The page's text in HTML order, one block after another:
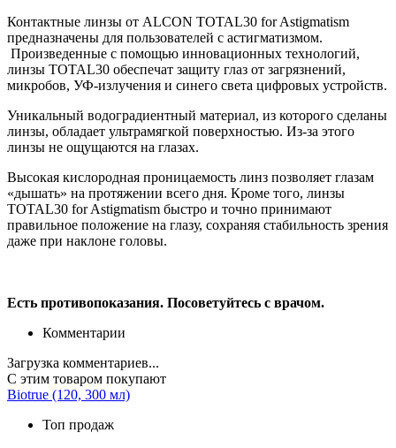
Контактные линзы от ALCON TOTAL30 for Astigmatism
предназначены для пользователей с астигматизмом.
Произведенные с помощью инновационных технологий,
линзы TOTAL30 обеспечат защиту глаз от загрязнений,
микробов, УФ-излучения и синего света цифровых устройств.
Уникальный водоградиентный материал, из которого сделаны
линзы, обладает ультрамягкой поверхностью. Из-за этого
линзы не ощущаются на глазах.
Высокая кислородная проницаемость линз позволяет глазам
«дышать» на протяжении всего дня. Кроме того, линзы
TOTAL30 for Astigmatism быстро и точно принимают
правильное положение на глазу, сохраняя стабильность зрения
даже при наклоне головы.
Есть противопоказания. Посоветуйтесь с врачом.
Комментарии
Загрузка комментариев...
С этим товаром покупают
Biotrue (120, 300 мл)
Топ продаж